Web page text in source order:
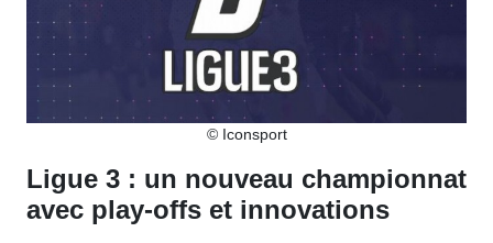
© Iconsport
Ligue 3 : un nouveau championnat
avec play-offs et innovations